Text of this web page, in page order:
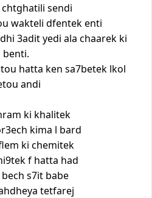
sendi
wakteli dfentek enti
3adit yedi ala chaarek ki
benti.
hatta ken sa7betek lkol
andi
ki khalitek
kima l bard
ki chemitek
f hatta had
s7it babe
tetfarej